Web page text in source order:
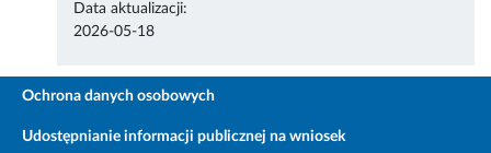
Data aktualizacji:
2026-05-18
Ochrona danych osobowych
Udostępnianie informacji publicznej na wniosek